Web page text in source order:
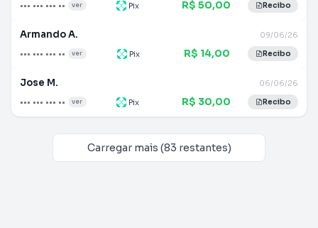
••• ••• ••• •• ver Pix R$ 50,00 Recibo
Armando A.
••• ••• ••• •• ver
09/06/26
Pix R$ 14,00 Recibo
Jose M.
••• ••• ••• •• ver
06/06/26
Pix R$ 30,00 Recibo
Carregar mais (83 restantes)